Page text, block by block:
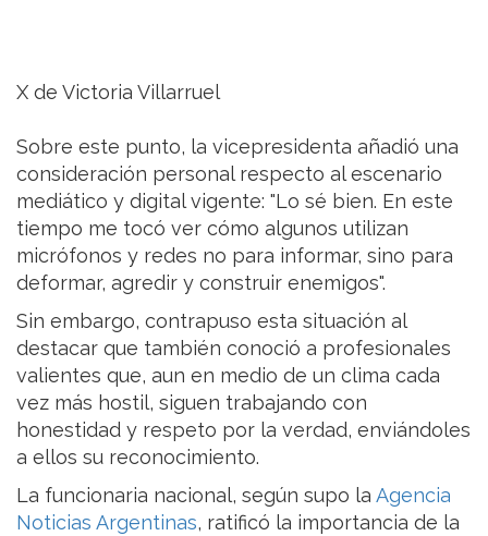
X de Victoria Villarruel
Sobre este punto, la vicepresidenta añadió una
consideración personal respecto al escenario
mediático y digital vigente: "Lo sé bien. En este
tiempo me tocó ver cómo algunos utilizan
micrófonos y redes no para informar, sino para
deformar, agredir y construir enemigos".
Sin embargo, contrapuso esta situación al
destacar que también conoció a profesionales
valientes que, aun en medio de un clima cada
vez más hostil, siguen trabajando con
honestidad y respeto por la verdad, enviándoles
a ellos su reconocimiento.
La funcionaria nacional, según supo la Agencia
Noticias Argentinas, ratificó la importancia de la